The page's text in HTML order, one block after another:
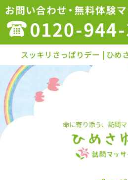
スッキリさっぱりデー | ひめ
命に寄り添う、訪問マ